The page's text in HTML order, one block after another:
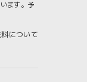
ます。予
について